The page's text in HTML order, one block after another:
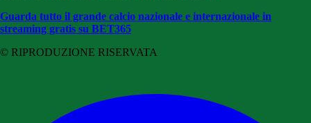
Guarda tutto il grande calcio nazionale e internazionale in
streaming gratis su BET365
© RIPRODUZIONE RISERVATA